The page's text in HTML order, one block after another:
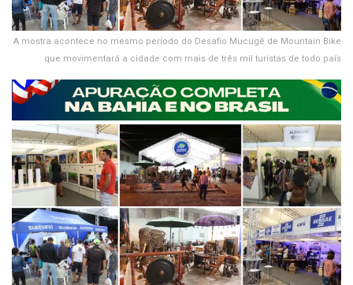
A mostra acontece no mesmo período do Desafio Mucugê de Mountain Bike
que movimentará a cidade com mais de três mil turistas de todo país